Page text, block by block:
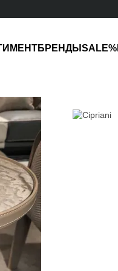
БРЕНДЫ SALE%